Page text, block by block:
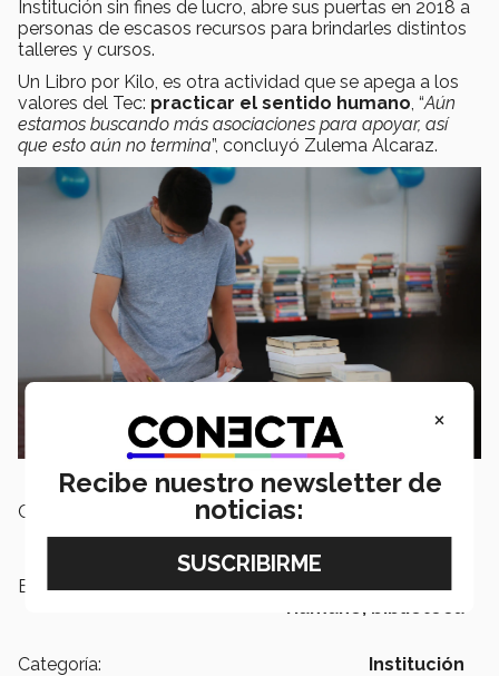
Institución sin fines de lucro, abre sus puertas en 2018 a
personas de escasos recursos para brindarles distintos
talleres y cursos.
Un Libro por Kilo, es otra actividad que se apega a los
valores del Tec: practicar el sentido humano , “Aún
estamos buscando más asociaciones para apoyar, así
que esto aún no termina”, concluyó Zulema Alcaraz.
Campus:
Etiquetas: Campus Sonora Norte, Sentido
Humano, biblioteca
Categoría: Institución
×
Recibe nuestro newsletter de
noticias: